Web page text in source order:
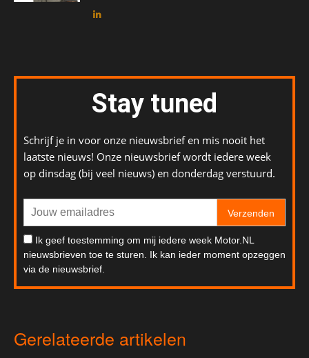
Stay tuned
Schrijf je in voor onze nieuwsbrief en mis nooit het
laatste nieuws! Onze nieuwsbrief wordt iedere week
op dinsdag (bij veel nieuws) en donderdag verstuurd.
Verzenden
Ik geef toestemming om mij iedere week Motor.NL
nieuwsbrieven toe te sturen. Ik kan ieder moment opzeggen
via de nieuwsbrief.
Gerelateerde artikelen